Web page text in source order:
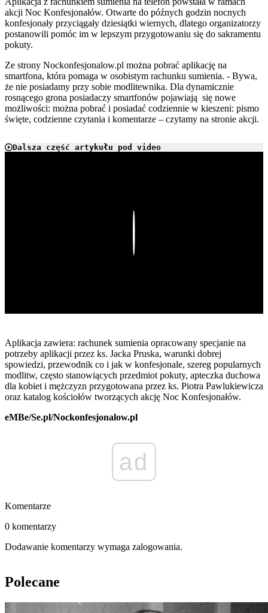
akcji Noc Konfesjonałów. Otwarte do późnych godzin nocnych
konfesjonały przyciągały dziesiątki wiernych, dlatego organizatorzy
postanowili pomóc im w lepszym przygotowaniu się do sakramentu
pokuty.
Ze strony Nockonfesjonalow.pl można pobrać aplikację na
smartfona, która pomaga w osobistym rachunku sumienia. - Bywa,
że nie posiadamy przy sobie modlitewnika. Dla dynamicznie
rosnącego grona posiadaczy smartfonów pojawiają się nowe
możliwości: można pobrać i posiadać codziennie w kieszeni: pismo
święte, codzienne czytania i komentarze – czytamy na stronie akcji.
Dalsza część artykułu pod video
Aplikacja zawiera: rachunek sumienia opracowany specjanie na
potrzeby aplikacji przez ks. Jacka Pruska, warunki dobrej
spowiedzi, przewodnik co i jak w konfesjonale, szereg popularnych
modlitw, często stanowiących przedmiot pokuty, apteczka duchowa
dla kobiet i mężczyzn przygotowana przez ks. Piotra Pawlukiewicza
oraz katalog kościołów tworzących akcję Noc Konfesjonałów.
eMBe/Se.pl/Nockonfesjonalow.pl
ad
Komentarze
0 komentarzy
Dodawanie komentarzy wymaga zalogowania.
Polecane